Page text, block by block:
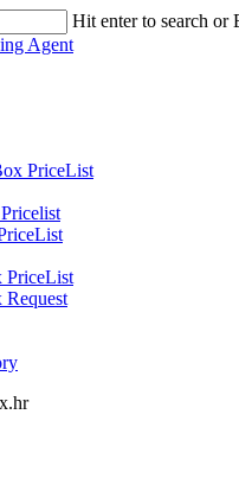
Hit enter to search or
PriceList
PriceList
Request